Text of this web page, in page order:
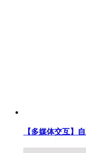
【多媒体交互】